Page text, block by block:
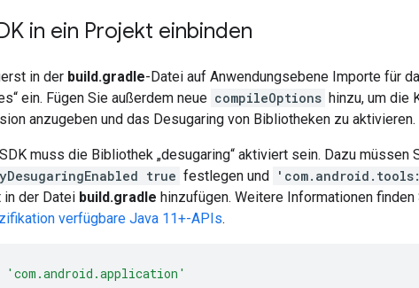
in ein Projekt einbinden
in der build.gradle-Datei auf Anwendungsebene Importe für
ein. Fügen Sie außerdem neue compileOptions hinzu, um die
anzugeben und das Desugaring von Bibliotheken zu aktivieren.
muss die Bibliothek „desugaring“ aktiviert sein. Dazu müssen
true festlegen und
in der Datei build.gradle hinzufügen. Weitere Informationen finden
verfügbare Java 11+-APIs.
'com.android.application'